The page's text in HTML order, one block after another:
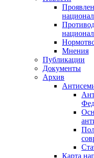
Мнения
Публикации
Документы
Архив
Карта